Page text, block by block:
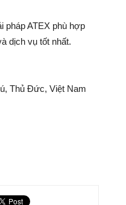
pháp ATEX phù hợp
dịch vụ tốt nhất.
Thủ Đức, Việt Nam